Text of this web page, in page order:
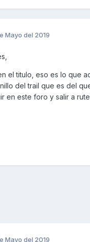
Mayo del 2019
el titulo, eso es lo que
del trail que es del
en este foro y salir a
Mayo del 2019